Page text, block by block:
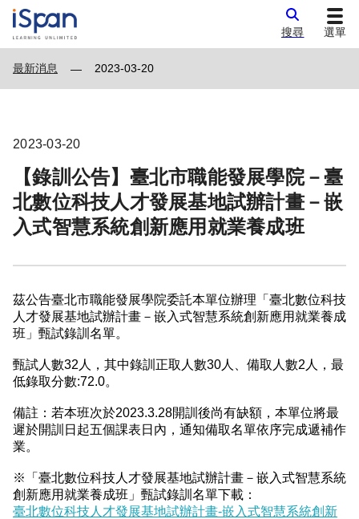
搜尋 選單
最新消息 — 2023-03-20
2023-03-20
【錄訓公告】臺北市職能發展學院－臺
北數位科技人才發展基地試辦計畫－嵌
入式智慧系統創新應用就業養成班
茲公告臺北市職能發展學院委託本單位辦理「臺北數位科技
人才發展基地試辦計畫－嵌入式智慧系統創新應用就業養成
班」甄試錄訓名單。
甄試人數32人，其中錄訓正取人數30人、備取人數2人，最
低錄取分數:72.0。
備註：若本班次於2023.3.28開訓後尚有缺額，本單位將最
遲於開訓日起五個課表日內，通知備取名單依序完成遞補作
業。
※「臺北數位科技人才發展基地試辦計畫－嵌入式智慧系統
創新應用就業養成班」甄試錄訓名單下載：
臺北數位科技人才發展基地試辦計畫-嵌入式智慧系統創新